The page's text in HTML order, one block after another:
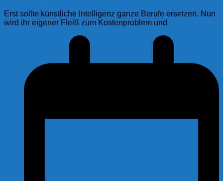
Erst sollte künstliche Intelligenz ganze Berufe ersetzen. Nun
wird ihr eigener Fleiß zum Kostenproblem und